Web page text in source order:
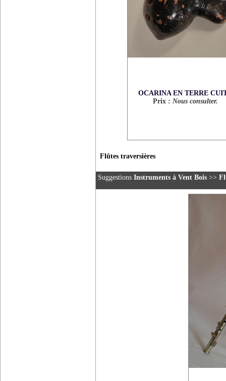
OCARINA EN TERRE
Prix : Nous consulter.
Flûtes traversières
Suggestions Instruments à Vent Bois >>